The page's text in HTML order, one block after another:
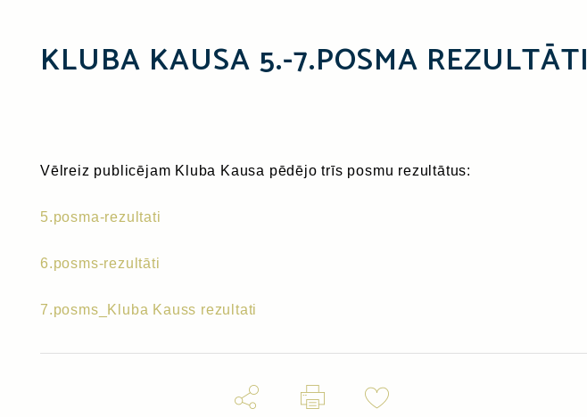
KLUBA KAUSA 5.-7.POSMA REZULTĀTI
Vēlreiz publicējam Kluba Kausa pēdējo trīs posmu rezultātus:
5.posma-rezultati
6.posms-rezultāti
7.posms_Kluba Kauss rezultati